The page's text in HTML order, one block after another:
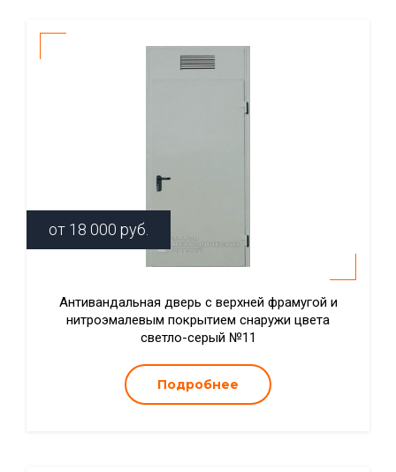
от 18 000 руб.
Антивандальная дверь с верхней фрамугой и
нитроэмалевым покрытием снаружи цвета
светло-серый №11
Подробнее